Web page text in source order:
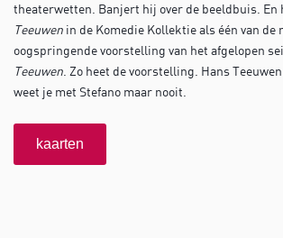
theaterwetten. Banjert hij over de beeldbuis. En
Teeuwen in de Komedie Kollektie als één van de
oogspringende voorstelling van het afgelopen
Teeuwen . Zo heet de voorstelling. Hans
weet je met Stefano maar nooit.
kaarten